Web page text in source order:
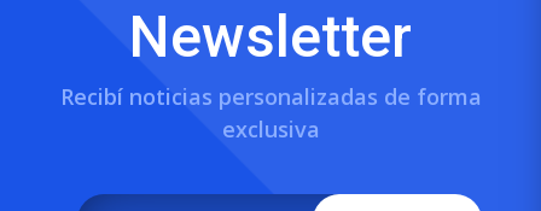
Newsletter
Recibí noticias personalizadas de forma
exclusiva